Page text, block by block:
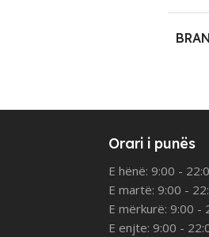
Orari i punës
E hënë: 9:00 -
E martë: 9:00 -
E mërkurë: 9:00 -
E enjte: 9:00 -